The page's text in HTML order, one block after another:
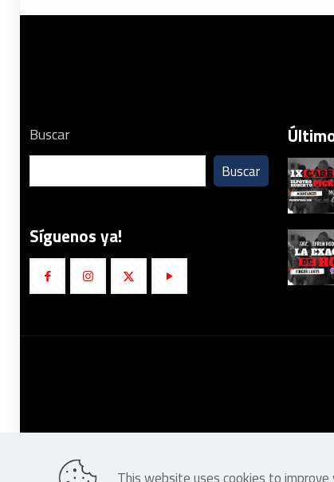
Buscar
Buscar
Síguenos ya!
This website uses cookies to